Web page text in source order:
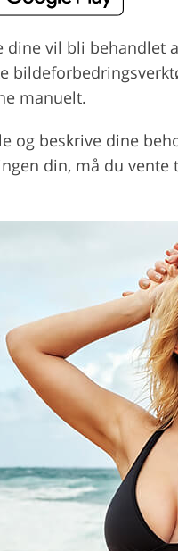
vil bli behandlet
manuelt.
og beskrive dine
din, må du vente